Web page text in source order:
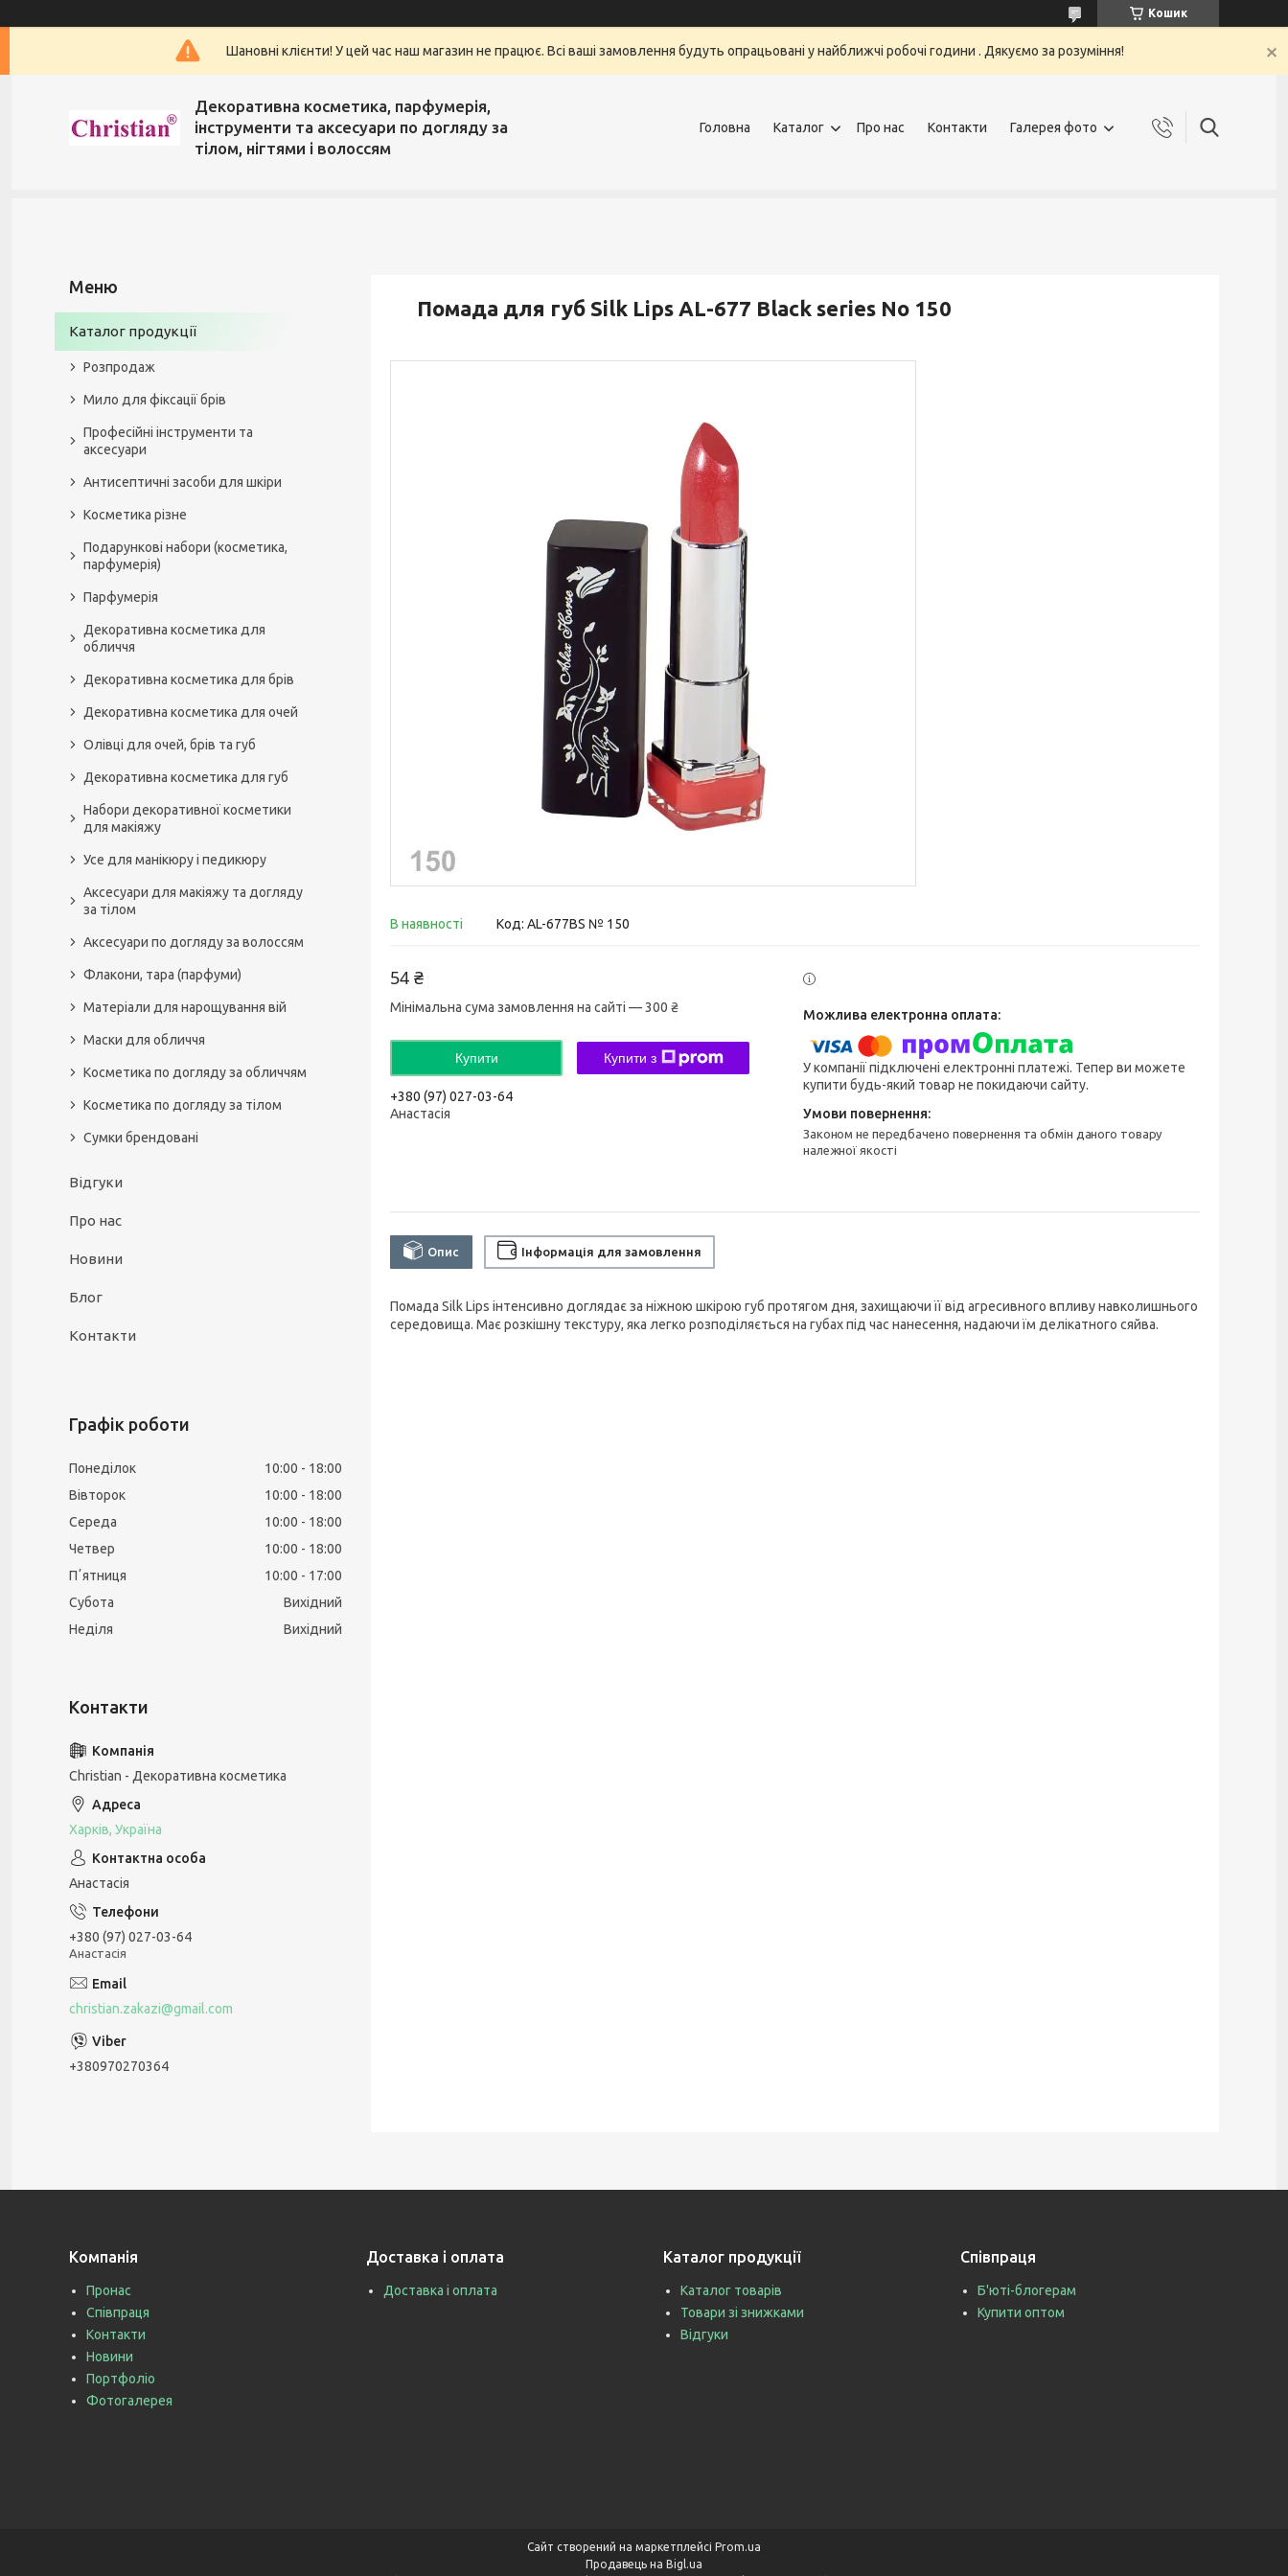
Кошик
Шановні клієнти! У цей час наш магазин не працює. Всі ваші замовлення будуть опрацьовані у найближчі робочі години . Дякуємо за розуміння!
Декоративна косметика, парфумерія,
інструменти та аксесуари по догляду за
тілом, нігтями і волоссям
Головна Каталог Про нас Контакти Галерея фото
Помада для губ Silk Lips AL-677 Black series No 150
В наявності Код: AL-677BS № 150
54 ₴
Мінімальна сума замовлення на сайті — 300 ₴
Купити Купити з
+380 (97) 027-03-64
Анастасія
У компанії підключені електронні платежі. Тепер ви можете
купити будь-який товар не покидаючи сайту.
Законом не передбачено повернення та обмін даного товару
належної якості
Опис Інформація для замовлення
Помада Silk Lips інтенсивно доглядає за ніжною шкірою губ протягом дня, захищаючи її від агресивного впливу навколишнього
середовища. Має розкішну текстуру, яка легко розподіляється на губах під час нанесення, надаючи їм делікатного сяйва.
Каталог продукції
Розпродаж
Мило для фіксації брів
Професійні інструменти та
аксесуари
Антисептичні засоби для шкіри
Косметика різне
Подарункові набори (косметика,
парфумерія)
Парфумерія
Декоративна косметика для
обличчя
Декоративна косметика для брів
Декоративна косметика для очей
Олівці для очей, брів та губ
Декоративна косметика для губ
Набори декоративної косметики
для макіяжу
Усе для манікюру і педикюру
Аксесуари для макіяжу та догляду
за тілом
Аксесуари по догляду за волоссям
Флакони, тара (парфуми)
Матеріали для нарощування вій
Маски для обличчя
Косметика по догляду за обличчям
Косметика по догляду за тілом
Сумки брендовані
Відгуки
Про нас
Новини
Блог
Контакти
Графік роботи
Понеділок 10:00
18:00
Вівторок
10:00
18:00
Середа
10:00
18:00
Четвер
10:00
18:00
Пʼятниця
10:00
17:00
Субота
Вихідний
Неділя
Вихідний
Christian - Декоративна косметика
Харків, Україна
Анастасія
+380 (97) 027-03-64
Анастасія
christian.zakazi@gmail.com
+380970270364
Компанія
Пронас
Співпраця
Контакти
Новини
Портфоліо
Фотогалерея
Доставка і оплата
Доставка і оплата
Каталог продукції
Каталог товарів
Товари зі знижками
Відгуки
Співпраця
Б'юті-блогерам
Купити оптом
Сайт створений на маркетплейсі Prom.ua
Продавець на Bigl.ua